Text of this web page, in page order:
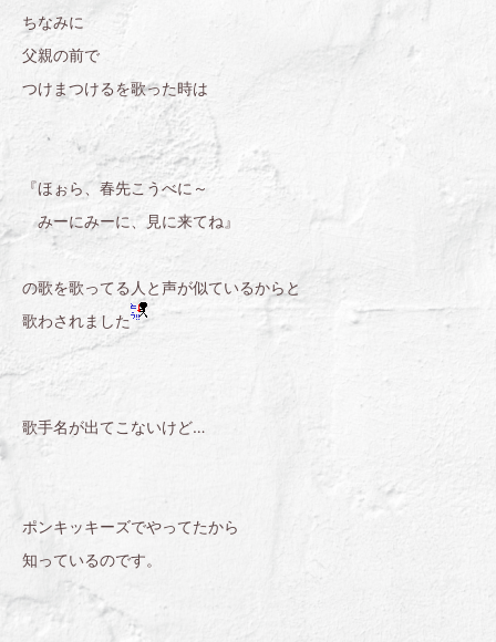
ちなみに
父親の前で
つけまつけるを歌った時は
『ほぉら、春先こうべに～
みーにみーに、見に来てね』
の歌を歌ってる人と声が似ているからと
歌わされました
歌手名が出てこないけど…
ポンキッキーズでやってたから
知っているのです。